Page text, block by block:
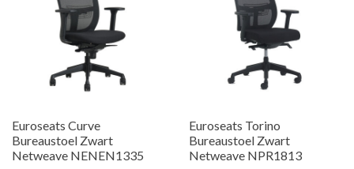
Euroseats Curve
Bureaustoel Zwart
Netweave NENEN1335
Euroseats Torino
Bureaustoel Zwart
Netweave NPR1813